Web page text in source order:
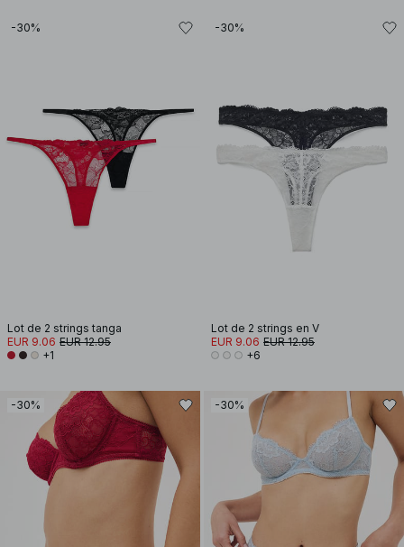
-30%
Lot de 2 strings tanga
EUR 9.06 EUR 12.95
+1
-30%
Lot de 2 strings en V
EUR 9.06 EUR 12.95
+6
-30% -30%